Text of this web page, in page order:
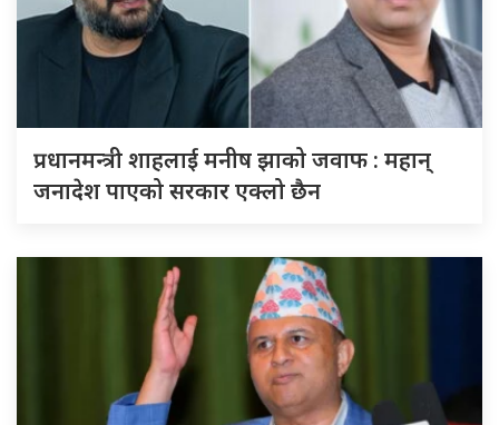
प्रधानमन्त्री शाहलाई मनीष झाको जवाफ : महान्
जनादेश पाएको सरकार एक्लो छैन